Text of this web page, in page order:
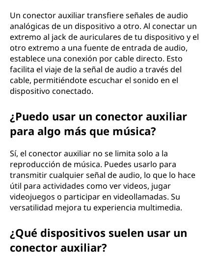
Un conector auxiliar transfiere señales de audio
analógicas de un dispositivo a otro. Al conectar un
extremo al jack de auriculares de tu dispositivo y el
otro extremo a una fuente de entrada de audio,
establece una conexión por cable directo. Esto
facilita el viaje de la señal de audio a través del
cable, permitiéndote escuchar el sonido en el
dispositivo conectado.
¿Puedo usar un conector auxiliar
para algo más que música?
Sí, el conector auxiliar no se limita solo a la
reproducción de música. Puedes usarlo para
transmitir cualquier señal de audio, lo que lo hace
útil para actividades como ver videos, jugar
videojuegos o participar en videollamadas. Su
versatilidad mejora tu experiencia multimedia.
¿Qué dispositivos suelen usar un
conector auxiliar?